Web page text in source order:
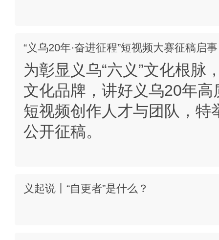
“义乌20年·奋进征程”短视频大赛征稿启事
为彰显义乌“六义”文化根脉
文化品牌，讲好义乌20年
短视频创作人才与团队，
公开征稿。
义起说丨“自更者”是什么？